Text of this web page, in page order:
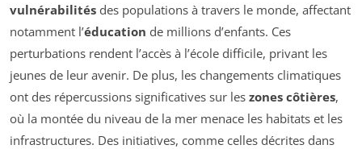
vulnérabilités des populations à travers le monde, affectant
notamment l’éducation de millions d’enfants. Ces
perturbations rendent l’accès à l’école difficile, privant les
jeunes de leur avenir. De plus, les changements climatiques
ont des répercussions significatives sur les zones côtières,
où la montée du niveau de la mer menace les habitats et les
infrastructures. Des initiatives, comme celles décrites dans